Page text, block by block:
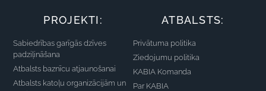
PROJEKTI:
Sabiedrības garīgās dzīves
padziļināšana
Atbalsts baznīcu atjaunošanai
Atbalsts katoļu organizācijām un
ATBALSTS:
Privātuma politika
Ziedojumu politika
KABIA Komanda
Par KABIA